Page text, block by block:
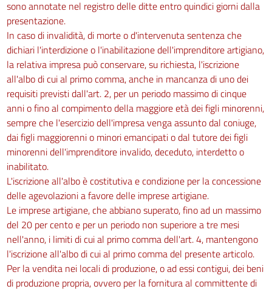
sono annotate nel registro delle ditte entro quindici giorni dalla
presentazione.
In caso di invalidità, di morte o d'intervenuta sentenza che
dichiari l'interdizione o l'inabilitazione dell'imprenditore artigiano,
la relativa impresa può conservare, su richiesta, l'iscrizione
all'albo di cui al primo comma, anche in mancanza di uno dei
requisiti previsti dall'art. 2, per un periodo massimo di cinque
anni o fino al compimento della maggiore età dei figli minorenni,
sempre che l'esercizio dell'impresa venga assunto dal coniuge,
dai figli maggiorenni o minori emancipati o dal tutore dei figli
minorenni dell'imprenditore invalido, deceduto, interdetto o
inabilitato.
L'iscrizione all'albo è costitutiva e condizione per la concessione
delle agevolazioni a favore delle imprese artigiane.
Le imprese artigiane, che abbiano superato, fino ad un massimo
del 20 per cento e per un periodo non superiore a tre mesi
nell'anno, i limiti di cui al primo comma dell'art. 4, mantengono
l'iscrizione all'albo di cui al primo comma del presente articolo.
Per la vendita nei locali di produzione, o ad essi contigui, dei beni
di produzione propria, ovvero per la fornitura al committente di